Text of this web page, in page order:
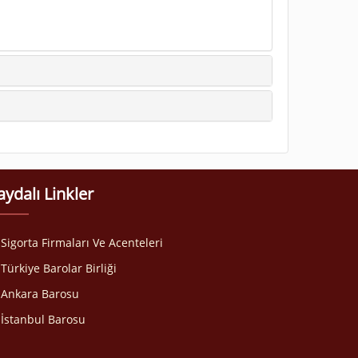
Linkler
Sigorta Firmaları Ve Acenteleri
Türkiye Barolar Birliği
Ankara Barosu
İstanbul Barosu